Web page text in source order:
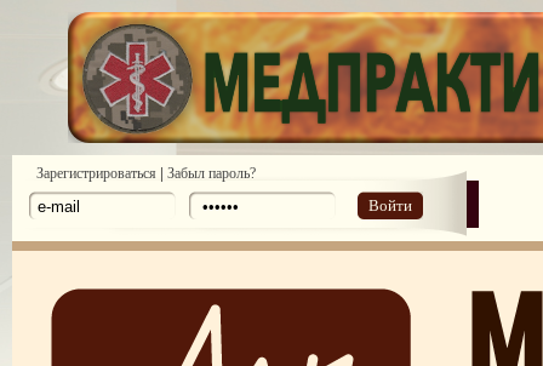
Зарегистрироваться | Забыл пароль?
Войти